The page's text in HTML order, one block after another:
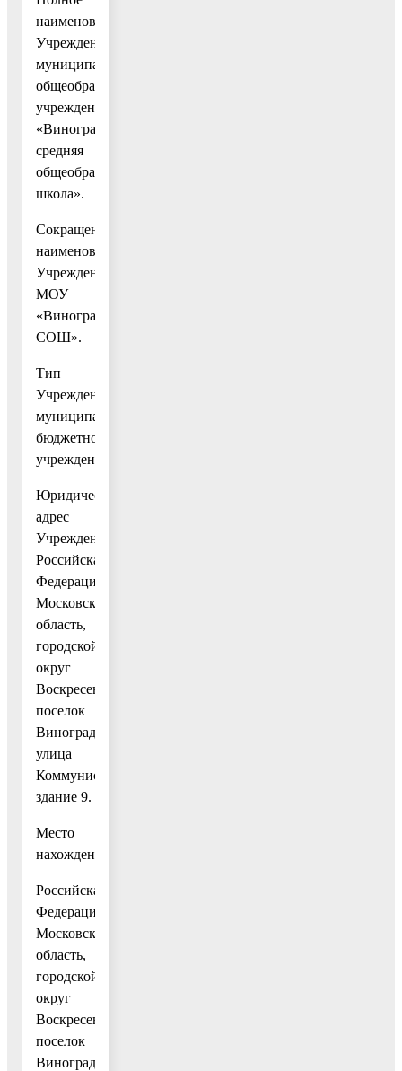
наименование
Учреждения:
муниципальное
общеобразовательное
учреждение
«Виноградовская
средняя
общеобразовательная
школа».
Сокращенное
наименование
Учреждения:
МОУ
«Виноградовская
СОШ».
Тип
Учреждения:
муниципальное
бюджетное
учреждение.
Юридический
адрес
Учреждения:
Российская
Федерация,
Московская
область,
городской
округ
Воскресенск,
поселок
Виноградово,
улица
Коммунистическая,
здание 9.
Место
нахождения:
Российская
Федерация,
Московская
область,
городской
округ
Воскресенск,
поселок
Виноградово,